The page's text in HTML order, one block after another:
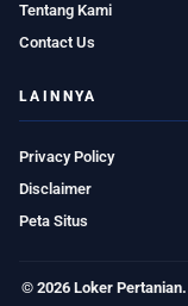
Tentang Kami
Contact Us
LAINNYA
Privacy Policy
Disclaimer
Peta Situs
© 2026 Loker